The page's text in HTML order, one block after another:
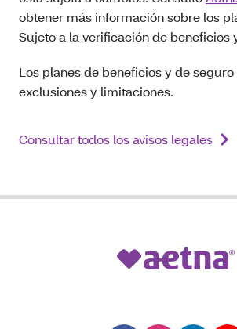
obtener más información sobre los
Sujeto a la verificación de beneficios
Los planes de beneficios y de
exclusiones y limitaciones.
Consultar todos los avisos legales